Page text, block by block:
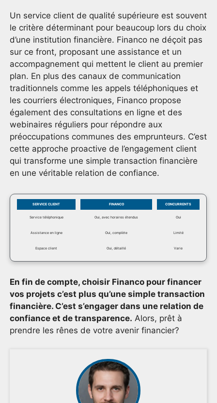
Un service client de qualité supérieure est souvent
le critère déterminant pour beaucoup lors du choix
d’une institution financière. Financo ne déçoit pas
sur ce front, proposant une assistance et un
accompagnement qui mettent le client au premier
plan. En plus des canaux de communication
traditionnels comme les appels téléphoniques et
les courriers électroniques, Financo propose
également des consultations en ligne et des
webinaires réguliers pour répondre aux
préoccupations communes des emprunteurs. C’est
cette approche proactive de l’engagement client
qui transforme une simple transaction financière
en une véritable relation de confiance.
SERVICE CLIENT FINANCO CONCURRENTS
Service téléphonique Oui, avec horaires étendus Oui
Assistance en ligne Oui, complète Limité
Espace client Oui, détaillé Varie
En fin de compte, choisir Financo pour financer
vos projets c’est plus qu’une simple transaction
financière. C’est s’engager dans une relation de
confiance et de transparence. Alors, prêt à
prendre les rênes de votre avenir financier?